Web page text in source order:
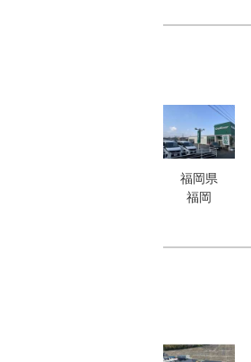
福岡県
福岡